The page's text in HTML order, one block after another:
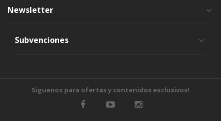
Newsletter
Subvenciones
Siguenos para ofertas y contenidos exclusivos!